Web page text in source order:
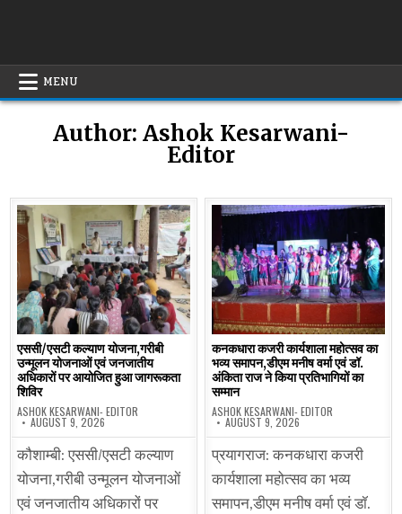
MENU
Author: Ashok Kesarwani-
Editor
एससी/एसटी कल्याण योजना,गरीबी
उन्मूलन योजनाओं एवं जनजातीय
अधिकारों पर आयोजित हुआ जागरूकता
शिविर
ASHOK KESARWANI- EDITOR
AUGUST 9, 2026
कौशाम्बी: एससी/एसटी कल्याण
योजना,गरीबी उन्मूलन योजनाओं
एवं जनजातीय अधिकारों पर
कनकधारा कजरी कार्यशाला महोत्सव का
भव्य समापन,डीएम मनीष वर्मा एवं डॉ.
अंकिता राज ने किया प्रतिभागियों का
सम्मान
ASHOK KESARWANI- EDITOR
AUGUST 9, 2026
प्रयागराज: कनकधारा कजरी
कार्यशाला महोत्सव का भव्य
समापन,डीएम मनीष वर्मा एवं डॉ.